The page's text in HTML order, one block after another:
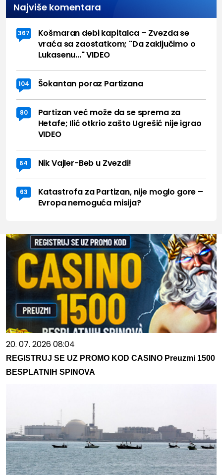
Najviše komentara
367
Košmaran debi kapitalca – Zvezda se
vraća sa zaostatkom; "Da zaključimo o
Lukasenu..." VIDEO
104 Šokantan poraz Partizana
80
Partizan već može da se sprema za
Hetafe; Ilić otkrio zašto Ugrešić nije igrao
VIDEO
64 Nik Vajler-Beb u Zvezdi!
63
Katastrofa za Partizan, nije moglo gore –
Evropa nemoguća misija?
20. 07. 2026 08:04
REGISTRUJ SE UZ PROMO KOD CASINO Preuzmi 1500
BESPLATNIH SPINOVA